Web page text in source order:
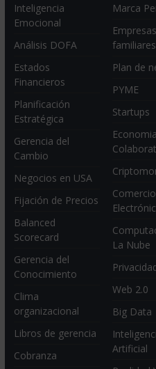
Inteligencia
Emocional
Análisis DOFA
Estados
Financieros
Planificación
Estratégica
Gerencia del
Cambio
Negocios en USA
Fijación de Precios
Balanced
Scorecard
Gerencia del
Conocimiento
Clima
organizacional
Libros de gerencia
Cobranza
Marca
Empresas
familiares
Plan de
PYME
Startups
Economia
Comercio
La Nube
Web 2.0
Big Data
Artificial